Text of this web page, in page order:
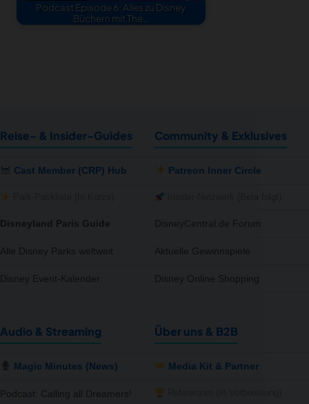
Podcast Episode 6: Alles zu Disney
Büchern mit The…
Reise- & Insider-Guides
Cast Member (CRP) Hub
Disneyland Paris Guide
Alle Disney Parks weltweit
Disney Event-Kalender
Community & Exklusives
Patreon Inner Circle
DisneyCentral.de Forum
Aktuelle Gewinnspiele
Disney Online Shopping
Audio & Streaming
Magic Minutes (News)
Podcast: Calling all Dreamers!
Über uns & B2B
Media Kit & Partner